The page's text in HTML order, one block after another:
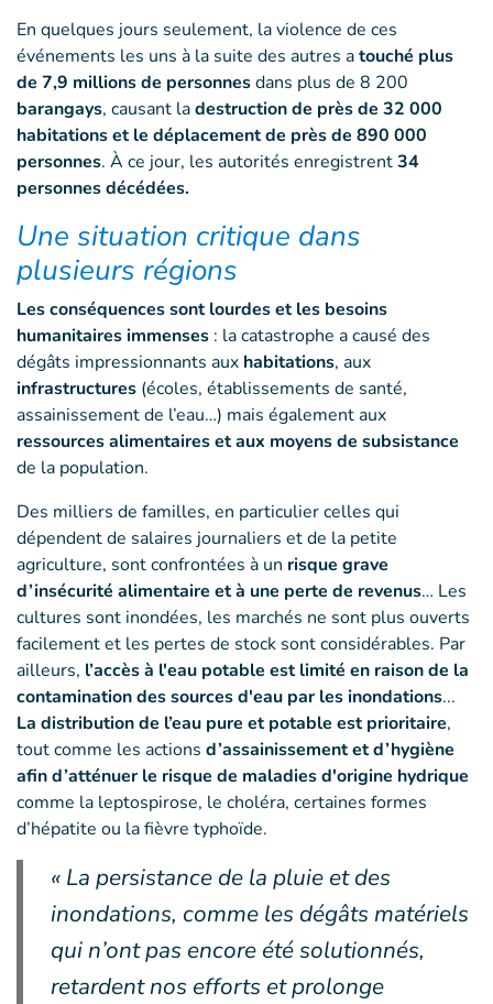
En quelques jours seulement, la violence de ces
événements les uns à la suite des autres atouché plus
de 7,9 millions de personnesdans plus de 8 200
barangays, causant ladestruction de près de 32 000
habitations et le déplacement de près de 890 000
personnes. À ce jour, les autorités enregistrent34
personnes décédées.
Une situation critique dans
plusieurs régions
Les conséquences sont lourdes et les besoins
humanitaires immenses : la catastrophe a causé des
dégâts impressionnants aux habitations, aux
infrastructures (écoles, établissements de santé,
assainissement de l’eau…) mais également aux
ressources alimentaires et aux moyens de subsistance
de la population.
Des milliers de familles, en particulier celles qui
dépendent de salaires journaliers et de la petite
agriculture, sont confrontées à un risque grave
d’insécurité alimentaire et à une perte de revenus… Les
cultures sont inondées, les marchés ne sont plus ouverts
facilement et les pertes de stock sont considérables. Par
ailleurs, l’accès à l'eau potable est limité en raison de la
contamination des sources d'eau par les inondations...
La distribution de l’eau pure et potable est prioritaire,
tout comme les actions d’assainissement et d’hygiène
afin d’atténuer le risque de maladies d'origine hydrique
comme la leptospirose, le choléra, certaines formes
d’hépatite ou la fièvre typhoïde.
« La persistance de la pluie et des
inondations, comme les dégâts matériels
qui n’ont pas encore été solutionnés,
retardent nos efforts et prolonge